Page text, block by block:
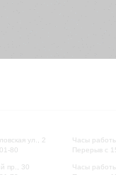
ул., 2
80
пр., 30
Часы
Перерыв с
Часы